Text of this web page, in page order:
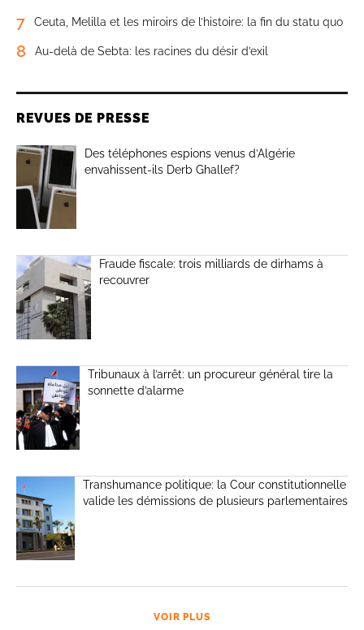
7 Ceuta, Melilla et les miroirs de l’histoire: la fin du statu quo
8 Au-delà de Sebta: les racines du désir d’exil
REVUES DE PRESSE
Des téléphones espions venus d’Algérie
envahissent-ils Derb Ghallef?
Fraude fiscale: trois milliards de dirhams à
recouvrer
Tribunaux à l’arrêt: un procureur général tire la
sonnette d’alarme
Transhumance politique: la Cour constitutionnelle
valide les démissions de plusieurs parlementaires
VOIR PLUS